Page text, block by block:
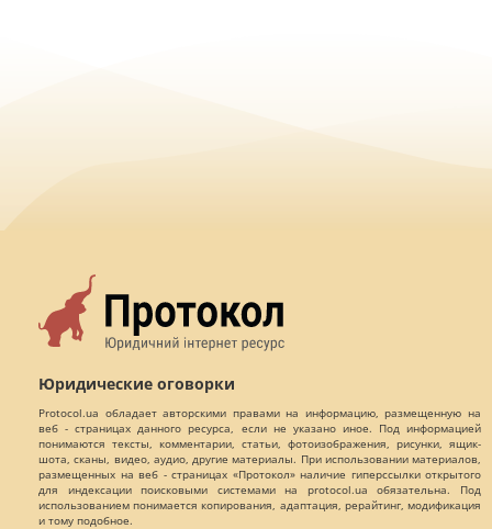
Юридические оговорки
Protocol.ua обладает авторскими правами на информацию, размещенную на
веб - страницах данного ресурса, если не указано иное. Под информацией
понимаются тексты, комментарии, статьи, фотоизображения, рисунки, ящик-
шота, сканы, видео, аудио, другие материалы. При использовании материалов,
размещенных на веб - страницах «Протокол» наличие гиперссылки открытого
для индексации поисковыми системами на protocol.ua обязательна. Под
использованием понимается копирования, адаптация, рерайтинг, модификация
и тому подобное.